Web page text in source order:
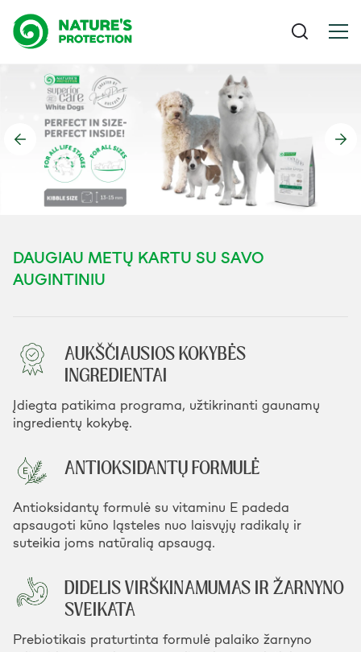
DAUGIAU METŲ KARTU SU SAVO
AUGINTINIU
AUKŠČIAUSIOS KOKYBĖS
INGREDIENTAI
Įdiegta patikima programa, užtikrinanti gaunamų
ingredientų kokybę.
ANTIOKSIDANTŲ FORMULĖ
Antioksidantų formulė su vitaminu E padeda
apsaugoti kūno ląsteles nuo laisvųjų radikalų ir
suteikia joms natūralią apsaugą.
DIDELIS VIRŠKINAMUMAS IR ŽARNYNO
SVEIKATA
Prebiotikais praturtinta formulė palaiko žarnyno